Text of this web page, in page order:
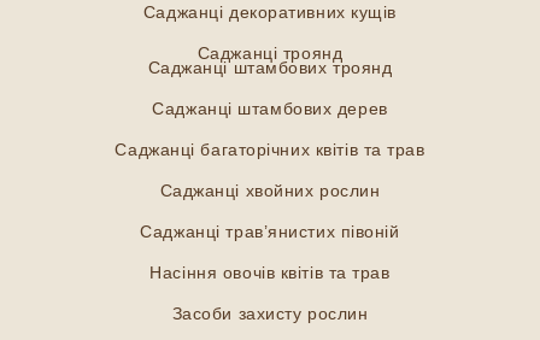
Саджанці декоративних кущів
Саджанці троянд
Саджанці штамбових троянд
Саджанці штамбових дерев
Саджанці багаторічних квітів та трав
Саджанці хвойних рослин
Саджанці трав’янистих півоній
Насіння овочів квітів та трав
Засоби захисту рослин